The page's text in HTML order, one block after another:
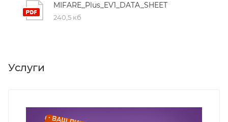
MIFARE_Plus_EV1_DATA_SHEET
240,5 кб
Услуги